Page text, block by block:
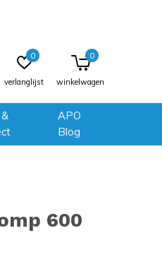
APO
Blog
verlanglijst
0
winkelwagen
0
600